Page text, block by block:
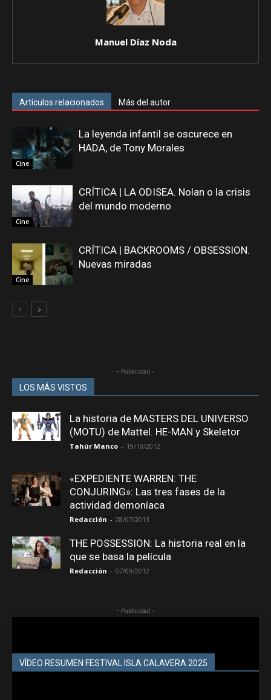
Manuel Díaz Noda
Artículos relacionados Más del autor
Cine
La leyenda infantil se oscurece en
HADA, de Tony Morales
Cine
CRÍTICA | LA ODISEA. Nolan o la crisis
del mundo moderno
Cine
CRÍTICA | BACKROOMS / OBSESSION.
Nuevas miradas
- Publicidad -
LOS MÁS VISTOS
La historia de MASTERS DEL UNIVERSO
(MOTU) de Mattel. HE-MAN y Skeletor
Tahúr Manco - 19/10/2012
«EXPEDIENTE WARREN: THE
CONJURING»: Las tres fases de la
actividad demoníaca
Redacción - 28/07/2013
THE POSSESSION: La historia real en la
que se basa la película
Redacción - 07/09/2012
- Publicidad -
VÍDEO RESUMEN FESTIVAL ISLA CALAVERA 2025